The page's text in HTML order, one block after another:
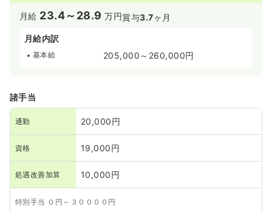
月給 23.4～28.9 万円賞与3.7ヶ月
月給内訳
基本給 205,000～260,000円
諸手当
通勤 20,000円
資格 19,000円
処遇改善加算 10,000円
特別手当 ０円～３００００円